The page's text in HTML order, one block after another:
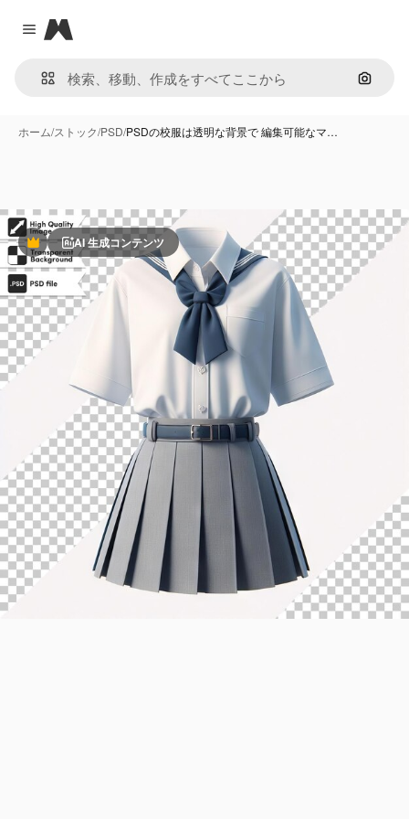
Close menu
Magnific
画像で
ホーム/ストック/PSD/PSDの校服は透明な背景で 編集可能なマ…
PremiumAI 生成コンテンツ